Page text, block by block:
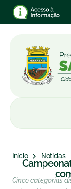
Início Notícias
Cinco categorias